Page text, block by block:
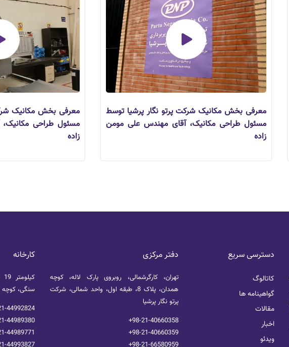
معرفی بخش مکانیک شرکت پرتو نگار پرشیا توسط
مسئول طراحی مکانیک، آقای مهندس علی مومن
زاده
معرفی بخش مکانیک
مسئول طراحی
زاده
دسترسی سریع
کاتالوگ
گواهینامه ها
مقالات
اخبار
ویدئو
دفتر مرکزی
تهران، کارگرشمالی، روبروی پارک لاله، کوچه
همدان، پلاک 8، طبقه اول، واحد شمالی، شرکت
پرتو نگار پرشیا
+98-21-40660358
+98-21-40660359
+98-21-66580959
کارخانه
سنگی، کوچه
44992824
44989380
44989771
44993827